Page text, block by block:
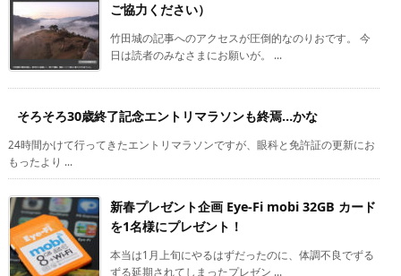
ご協力ください）
竹田城の記事へのアクセスが圧倒的なのりおです。 今
日は読者のみなさまにお願いが。 ...
そろそろ30歳終了記念エントリマラソンも終焉…かな
24時間かけて行ってきたエントリマラソンですが、眼科と免許証の更新にお
もったより ...
新春プレゼント企画 Eye-Fi mobi 32GB カード
を1名様にプレゼント！
本当は1月上旬にやるはずだったのに、体調不良でずる
ずる延期されてしまったプレゼン ...